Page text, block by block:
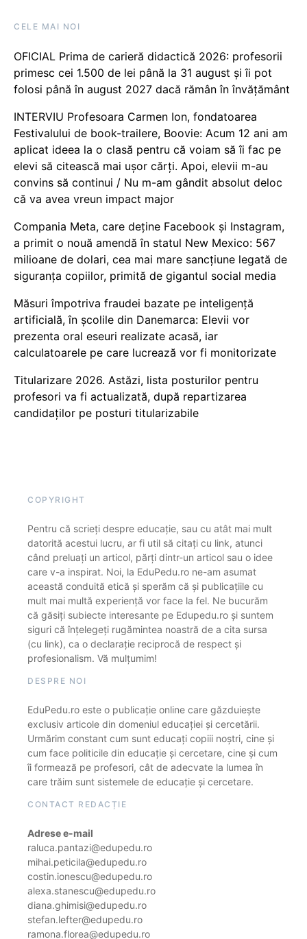
CELE MAI NOI
OFICIAL Prima de carieră didactică 2026: profesorii
primesc cei 1.500 de lei până la 31 august și îi pot
folosi până în august 2027 dacă rămân în învățământ
INTERVIU Profesoara Carmen Ion, fondatoarea
Festivalului de book-trailere, Boovie: Acum 12 ani am
aplicat ideea la o clasă pentru că voiam să îi fac pe
elevi să citească mai ușor cărți. Apoi, elevii m-au
convins să continui / Nu m-am gândit absolut deloc
că va avea vreun impact major
Compania Meta, care deține Facebook și Instagram,
a primit o nouă amendă în statul New Mexico: 567
milioane de dolari, cea mai mare sancțiune legată de
siguranța copiilor, primită de gigantul social media
Măsuri împotriva fraudei bazate pe inteligență
artificială, în școlile din Danemarca: Elevii vor
prezenta oral eseuri realizate acasă, iar
calculatoarele pe care lucrează vor fi monitorizate
Titularizare 2026. Astăzi, lista posturilor pentru
profesori va fi actualizată, după repartizarea
candidaților pe posturi titularizabile
COPYRIGHT
Pentru că scrieți despre educație, sau cu atât mai mult
datorită acestui lucru, ar fi util să citați cu link, atunci
când preluați un articol, părți dintr-un articol sau o idee
care v-a inspirat. Noi, la EduPedu.ro ne-am asumat
această conduită etică și sperăm că și publicațiile cu
mult mai multă experiență vor face la fel. Ne bucurăm
că găsiți subiecte interesante pe Edupedu.ro și suntem
siguri că înțelegeți rugămintea noastră de a cita sursa
(cu link), ca o declarație reciprocă de respect și
profesionalism. Vă mulțumim!
DESPRE NOI
EduPedu.ro este o publicație online care găzduiește
exclusiv articole din domeniul educației și cercetării.
Urmărim constant cum sunt educați copiii noștri, cine și
cum face politicile din educație și cercetare, cine și cum
îi formează pe profesori, cât de adecvate la lumea în
care trăim sunt sistemele de educație și cercetare.
CONTACT REDACȚIE
Adrese e-mail
raluca.pantazi@edupedu.ro
mihai.peticila@edupedu.ro
costin.ionescu@edupedu.ro
alexa.stanescu@edupedu.ro
diana.ghimisi@edupedu.ro
stefan.lefter@edupedu.ro
ramona.florea@edupedu.ro